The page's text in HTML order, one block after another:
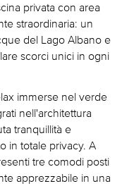
privata con area
straordinaria: un
del Lago Albano e
scorci unici in ogni
immerse nel verde
nell'architettura
tranquillità e
in totale privacy. A
tre comodi posti
apprezzabile in una